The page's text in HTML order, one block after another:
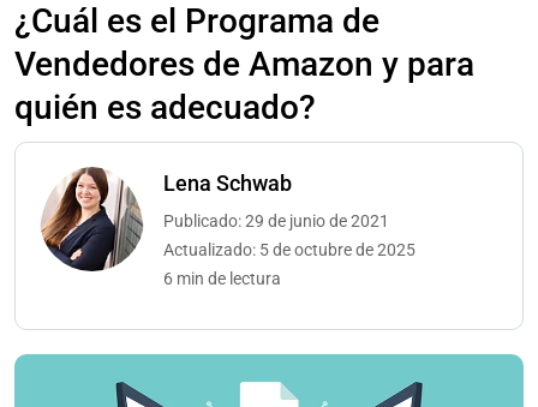
¿Cuál es el Programa de
Vendedores de Amazon y para
quién es adecuado?
Lena Schwab
Publicado: 29 de junio de 2021
Actualizado: 5 de octubre de 2025
6 min de lectura